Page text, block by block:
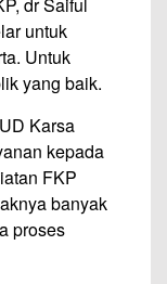
untuk
Untuk
yang baik.
Karsa
kepada
FKP
banyak
proses